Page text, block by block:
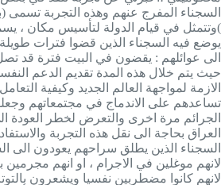
السجناء المفرج عنهم وهذه التجربة
)وتتمثل في قيام الدولة لتأسيس مكان ،
يوضع فيه السجناء الذين قضوا فترات
الى عوائلهم : يقضون في البيت فترة قد
حيث يتم خلال هذه المدة تقديم الدعم
الازمة لمواجهة العالم الجديد وكيفية
تساعدهم على الاندماج في مجتمعاتهم
الجرائم مرة اخرى والتعرض لخطر العودة
العراق بحاجة الى نقل هذه التجربة
السجناء الذين يطلق سراحهم يعودون
لانهم موغلين في الاجرام ، او انهم
لانهم كانوا مضطربين نفسيا ويشعرون